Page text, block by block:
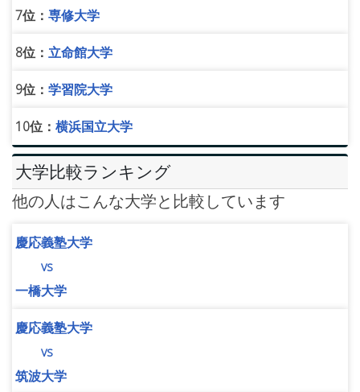
7位： 専修大学
8位： 立命館大学
9位： 学習院大学
10位： 横浜国立大学
大学比較ランキング
他の人はこんな大学と比較しています
慶応義塾大学
vs
一橋大学
慶応義塾大学
vs
筑波大学